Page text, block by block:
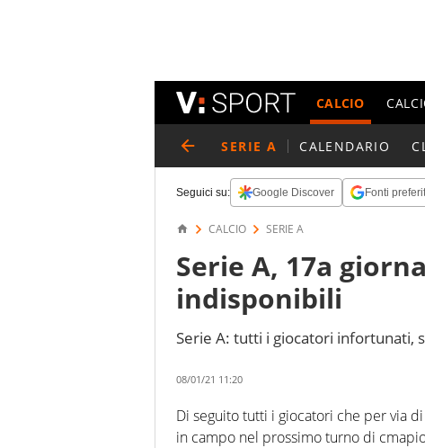
CALCIO
SERIE A CALENDARIO
Seguici su: Google Discover Fonti
CALCIO SERIE A
Serie A, 17a
indisponibili
Serie A: tutti i giocatori infortunati,
08/01/21 11:20
Di seguito tutti i giocatori che per via
in campo nel prossimo turno di